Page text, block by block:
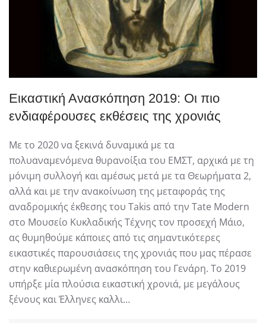
Εικαστική Ανασκόπηση 2019: Οι πιο
ενδιαφέρουσες εκθέσεις της χρονιάς
Με το 2020 να ξεκινά δυναμικά με τα
πολυαναμενόμενα θυρανοίξια του ΕΜΣΤ, αρχικά με τη
μόνιμη συλλογή και αμέσως μετά με τα Θεωρήματα 2,
αλλά και με την ανακοίνωση της μεταφοράς της
αναδρομικής έκθεσης του Takis από την Tate Modern
στο Μουσείο Κυκλαδικής Τέχνης τον προσεχή Μάιο,
ας θυμηθούμε κάποιες από τις σημαντικότερες
εικαστικές παρουσιάσεις της χρονιάς που μας πέρασε
στην καθιερωμένη ανασκόπηση του Γενάρη. Το 2019
υπήρξε μία πλούσια εικαστική χρονιά, με μεγάλους
ξένους και Έλληνες καλλι…